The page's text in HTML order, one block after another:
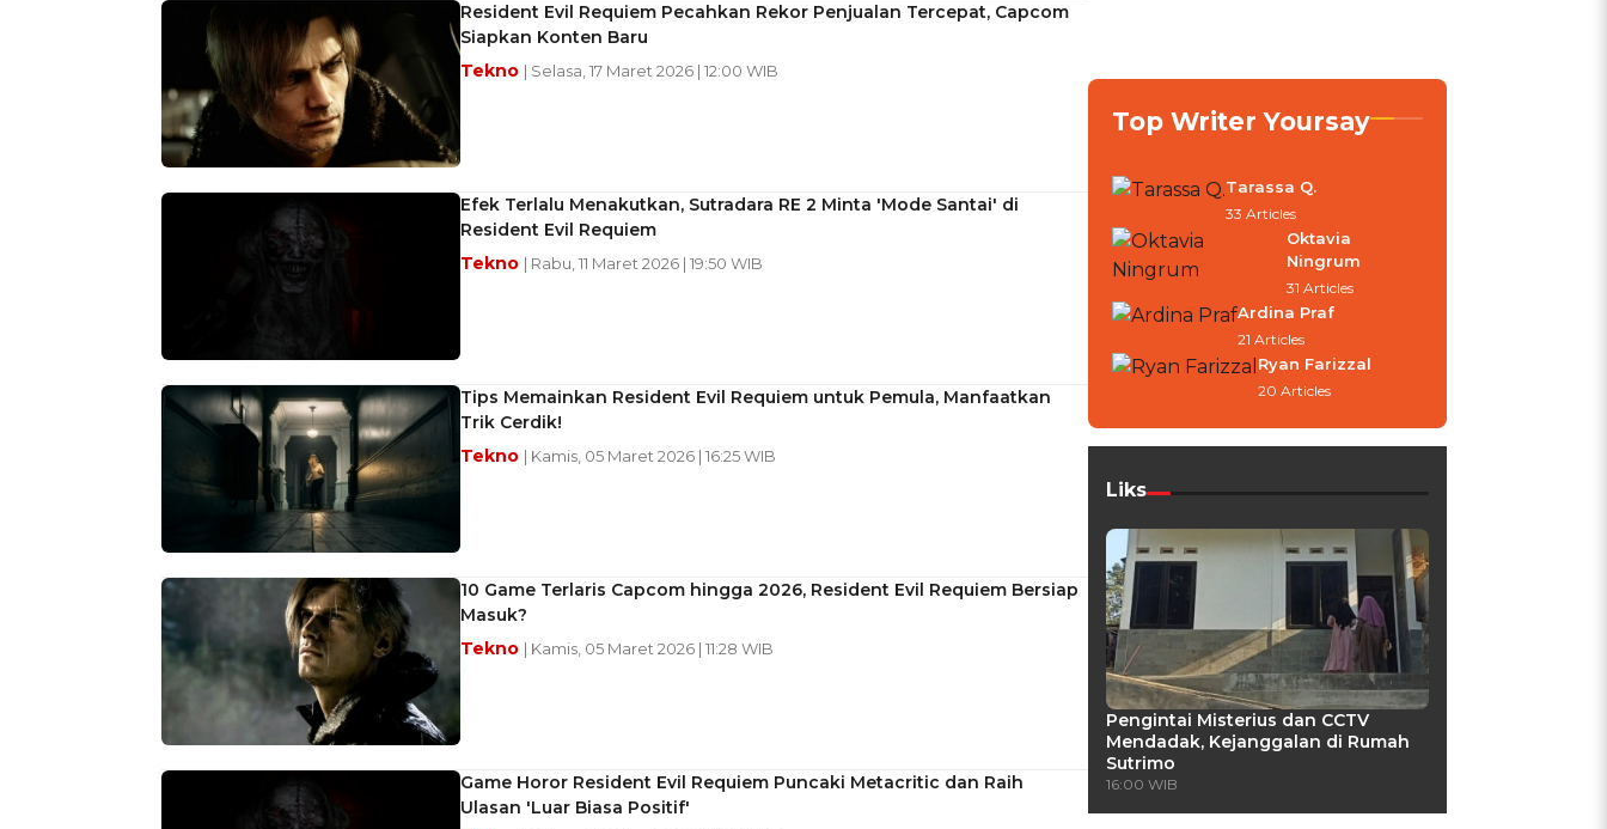
Resident Evil Requiem Pecahkan Rekor Penjualan Tercepat, Capcom
Siapkan Konten Baru
Tekno | Selasa, 17 Maret 2026 | 12:00 WIB
Efek Terlalu Menakutkan, Sutradara RE 2 Minta 'Mode Santai' di
Resident Evil Requiem
Tekno | Rabu, 11 Maret 2026 | 19:50 WIB
Tips Memainkan Resident Evil Requiem untuk Pemula, Manfaatkan
Trik Cerdik!
Tekno | Kamis, 05 Maret 2026 | 16:25 WIB
10 Game Terlaris Capcom hingga 2026, Resident Evil Requiem Bersiap
Masuk?
Tekno | Kamis, 05 Maret 2026 | 11:28 WIB
Game Horor Resident Evil Requiem Puncaki Metacritic dan Raih
Ulasan 'Luar Biasa Positif'
Top Writer Yoursay
Tarassa Q.
33 Articles
Oktavia
Ningrum
31 Articles
Ardina Praf
21 Articles
Ryan Farizzal
20 Articles
Liks
Pengintai Misterius dan CCTV
Mendadak, Kejanggalan di Rumah
Sutrimo
16:00 WIB